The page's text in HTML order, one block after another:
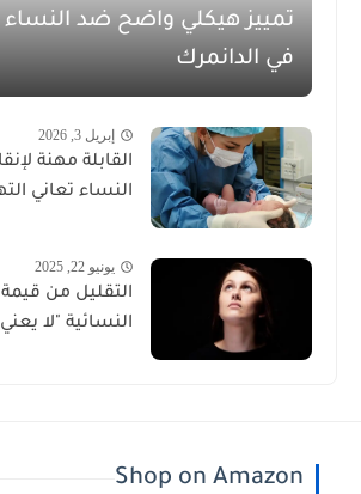
تمييز هيكلي واضح ضد النساء
في الدانمرك
إبريل 3, 2026
القابلة مهنة
النساء تعاني
يونيو 22, 2025
التقليل من قيمة
النسائية "لا
Shop on Amazon